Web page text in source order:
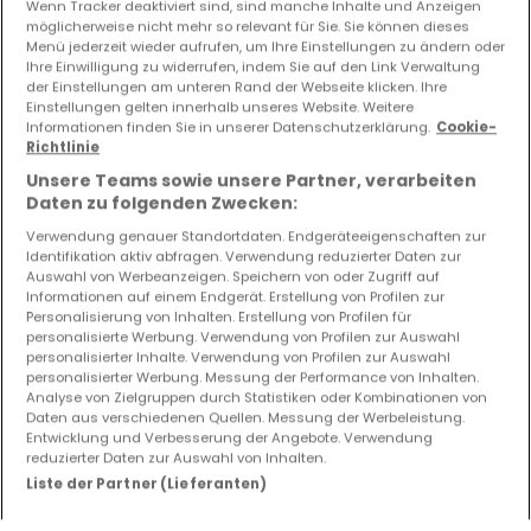
Vorschau auf neue Inserate und
Preissenkungen!
Richten Sie einen Alarm für diese Suche ein, um neue
Objekte und Preissenkungen direkt in Ihrem
Suchauftrag
Häuser - Suche mit einer Zimmerangabe
1 Schlafzimmer
2 Schlafzimmer
3 Schlafzimmer
4 Schlafzimmer
6 Schlafzimmer
Wenn Tracker deaktiviert sind, sind manche Inhalte und Anzeigen
möglicherweise nicht mehr so relevant für Sie. Sie können dieses
Menü jederzeit wieder aufrufen, um Ihre Einstellungen zu ändern oder
Ihre Einwilligung zu widerrufen, indem Sie auf den Link Verwaltung
der Einstellungen am unteren Rand der Webseite klicken. Ihre
Einstellungen gelten innerhalb unseres Website. Weitere
Informationen finden Sie in unserer Datenschutzerklärung. Cookie-
Richtlinie
Unsere Teams sowie unsere Partner, verarbeiten
Daten zu folgenden Zwecken:
Verwendung genauer Standortdaten. Endgeräteeigenschaften zur
Identifikation aktiv abfragen. Verwendung reduzierter Daten zur
Auswahl von Werbeanzeigen. Speichern von oder Zugriff auf
Informationen auf einem Endgerät. Erstellung von Profilen zur
Personalisierung von Inhalten. Erstellung von Profilen für
personalisierte Werbung. Verwendung von Profilen zur Auswahl
personalisierter Inhalte. Verwendung von Profilen zur Auswahl
personalisierter Werbung. Messung der Performance von Inhalten.
Analyse von Zielgruppen durch Statistiken oder Kombinationen von
Daten aus verschiedenen Quellen. Messung der Werbeleistung.
Entwicklung und Verbesserung der Angebote. Verwendung
reduzierter Daten zur Auswahl von Inhalten.
Liste der Partner (Lieferanten)